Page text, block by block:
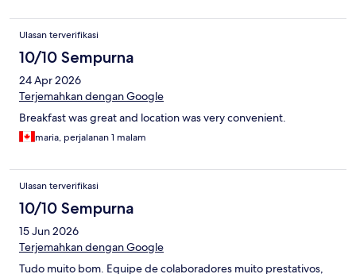
Ulasan terverifikasi
10/10 Sempurna
24 Apr 2026
Terjemahkan dengan Google
Breakfast was great and location was very convenient.
maria, perjalanan 1 malam
Ulasan terverifikasi
10/10 Sempurna
15 Jun 2026
Terjemahkan dengan Google
Tudo muito bom. Equipe de colaboradores muito prestativos,